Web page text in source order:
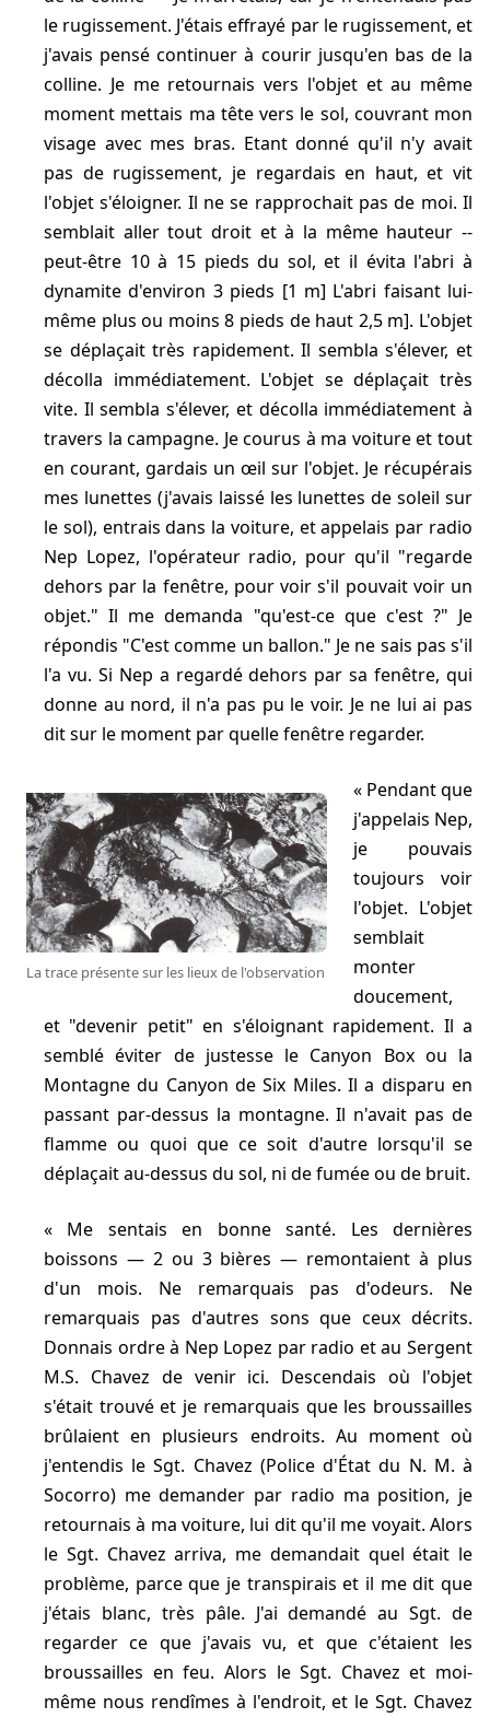
le rugissement. J'étais effrayé par le rugissement, et
j'avais pensé continuer à courir jusqu'en bas de la
colline. Je me retournais vers l'objet et au même
moment mettais ma tête vers le sol, couvrant mon
visage avec mes bras. Etant donné qu'il n'y avait
pas de rugissement, je regardais en haut, et vit
l'objet s'éloigner. Il ne se rapprochait pas de moi. Il
semblait aller tout droit et à la même hauteur --
peut-être 10 à 15 pieds du sol, et il évita l'abri à
dynamite d'environ 3 pieds [1 m] L'abri faisant lui-
même plus ou moins 8 pieds de haut 2,5 m]. L'objet
se déplaçait très rapidement. Il sembla s'élever, et
décolla immédiatement. L'objet se déplaçait très
vite. Il sembla s'élever, et décolla immédiatement à
travers la campagne. Je courus à ma voiture et tout
en courant, gardais un œil sur l'objet. Je récupérais
mes lunettes (j'avais laissé les lunettes de soleil sur
le sol), entrais dans la voiture, et appelais par radio
Nep Lopez, l'opérateur radio, pour qu'il "regarde
dehors par la fenêtre, pour voir s'il pouvait voir un
objet." Il me demanda "qu'est-ce que c'est ?" Je
répondis "C'est comme un ballon." Je ne sais pas s'il
l'a vu. Si Nep a regardé dehors par sa fenêtre, qui
donne au nord, il n'a pas pu le voir. Je ne lui ai pas
dit sur le moment par quelle fenêtre regarder.
La trace présente sur les lieux de l'observation
Pendant que
j'appelais Nep,
je pouvais
toujours voir
l'objet. L'objet
semblait
monter
doucement,
et "devenir petit" en s'éloignant rapidement. Il a
semblé éviter de justesse le Canyon Box ou la
Montagne du Canyon de Six Miles. Il a disparu en
passant par-dessus la montagne. Il n'avait pas de
flamme ou quoi que ce soit d'autre lorsqu'il se
déplaçait au-dessus du sol, ni de fumée ou de bruit.
Me sentais en bonne santé. Les dernières
boissons — 2 ou 3 bières — remontaient à plus
d'un mois. Ne remarquais pas d'odeurs. Ne
remarquais pas d'autres sons que ceux décrits.
Donnais ordre à Nep Lopez par radio et au Sergent
M.S. Chavez de venir ici. Descendais où l'objet
s'était trouvé et je remarquais que les broussailles
brûlaient en plusieurs endroits. Au moment où
j'entendis le Sgt. Chavez (Police d'État du N. M. à
Socorro) me demander par radio ma position, je
retournais à ma voiture, lui dit qu'il me voyait. Alors
le Sgt. Chavez arriva, me demandait quel était le
problème, parce que je transpirais et il me dit que
j'étais blanc, très pâle. J'ai demandé au Sgt. de
regarder ce que j'avais vu, et que c'étaient les
broussailles en feu. Alors le Sgt. Chavez et moi-
même nous rendîmes à l'endroit, et le Sgt. Chavez